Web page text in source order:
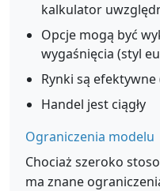
kalkulator
Opcje mogą być
wygaśnięcia (styl
Rynki są
Handel jest ciągły
Ograniczenia modelu
Chociaż szeroko
ma znane